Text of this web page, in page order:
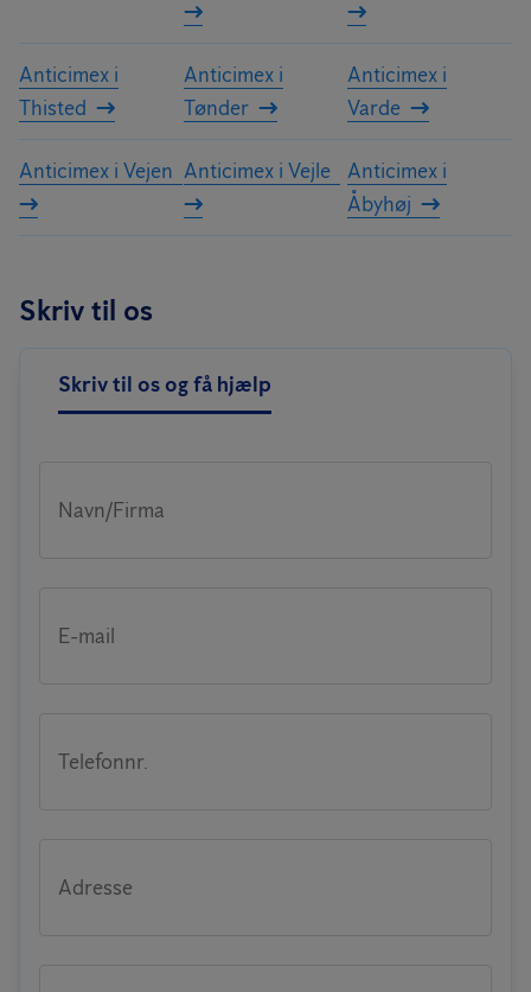
Anticimex i
Thisted
Anticimex i
Tønder
Anticimex i
Varde
Anticimex i Vejen Anticimex i Vejle
Anticimex i
Åbyhøj
Skriv til os
Skriv til os og få hjælp
Navn/Firma
E-mail
Telefonnr.
Adresse